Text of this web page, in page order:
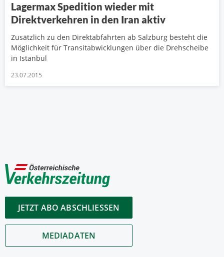
Lagermax Spedition wieder mit
Direktverkehren in den Iran aktiv
Zusätzlich zu den Direktabfahrten ab Salzburg besteht die
Möglichkeit für Transitabwicklungen über die Drehscheibe
in Istanbul
23.07.2015
JETZT ABO ABSCHLIESSEN
MEDIADATEN